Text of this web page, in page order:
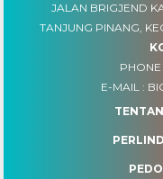
JALAN BRIGJEND
TANJUNG PINANG,
E-MAIL :